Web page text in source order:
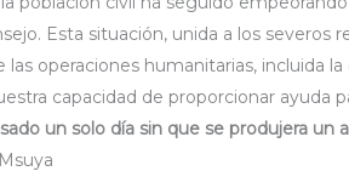
Esta situación, unida a los severos
operaciones humanitarias, incluida la
capacidad de proporcionar ayuda
un solo día sin que se produjera un